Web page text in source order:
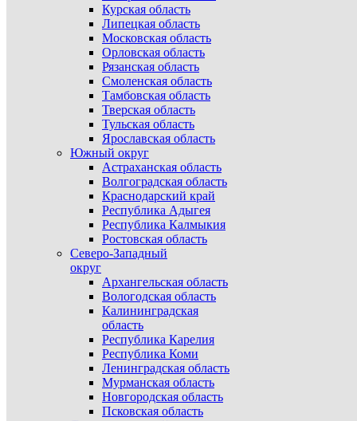
Курская область
Липецкая область
Московская область
Орловская область
Рязанская область
Смоленская область
Тамбовская область
Тверская область
Тульская область
Ярославская область
Южный округ
Астраханская область
Волгоградская область
Краснодарский край
Республика Адыгея
Республика Калмыкия
Ростовская область
Северо-Западный
округ
Архангельская область
Вологодская область
Калининградская
область
Республика Карелия
Республика Коми
Ленинградская область
Мурманская область
Новгородская область
Псковская область